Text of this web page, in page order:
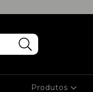
Produtos